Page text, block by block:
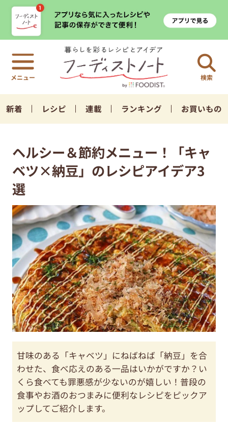
検索
新着 レシピ 連載 ランキング お買いもの
ヘルシー＆節約メニュー！「キャ
ベツ×納豆」のレシピアイデア3
選
甘味のある「キャベツ」にねばねば「納豆」を合
わせた、食べ応えのある一品はいかがですか？い
くら食べても罪悪感が少ないのが嬉しい！普段の
食事やお酒のおつまみに便利なレシピをピックア
ップしてご紹介します。